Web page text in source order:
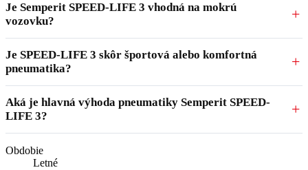
Je Semperit SPEED-LIFE 3 vhodná na mokrú
vozovku?
Je SPEED-LIFE 3 skôr športová alebo komfortná
pneumatika?
Aká je hlavná výhoda pneumatiky Semperit SPEED-
LIFE 3?
Obdobie
Letné